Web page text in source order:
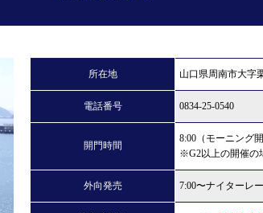
所在地 山口県周南市大字
電話番号 0834-25-0540
開門時間
8:00（モーニング開
G2以上の開催の
外向発売 7:00〜ナイターレ